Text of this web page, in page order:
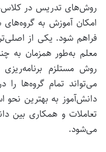
روش‌های تدریس در
امکان آموزش به
فراهم شود. یکی از
معلم به‌طور همزمان به
روش مستلزم
می‌تواند تمام گروه‌ها
دانش‌آموز به بهترین نحو
تعاملات و همکاری بین
می‌شود.